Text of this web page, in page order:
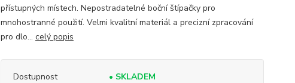
přístupných místech. Nepostradatelné boční štípačky pro
mnohostranné použití. Velmi kvalitní materiál a precizní zpracování
pro dlo... celý popis
Dostupnost • SKLADEM